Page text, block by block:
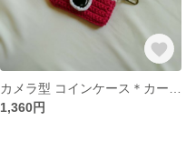
1,360円